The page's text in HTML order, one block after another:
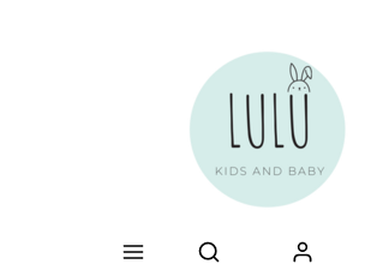
Otwórz wyszukiwarkę